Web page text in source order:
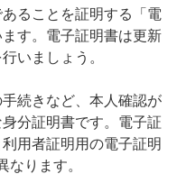
ることを証明する「電
す。電子証明書は更新
いましょう。
続きなど、本人確認が
分証明書です。電子証
用者証明用の電子証明
なります。